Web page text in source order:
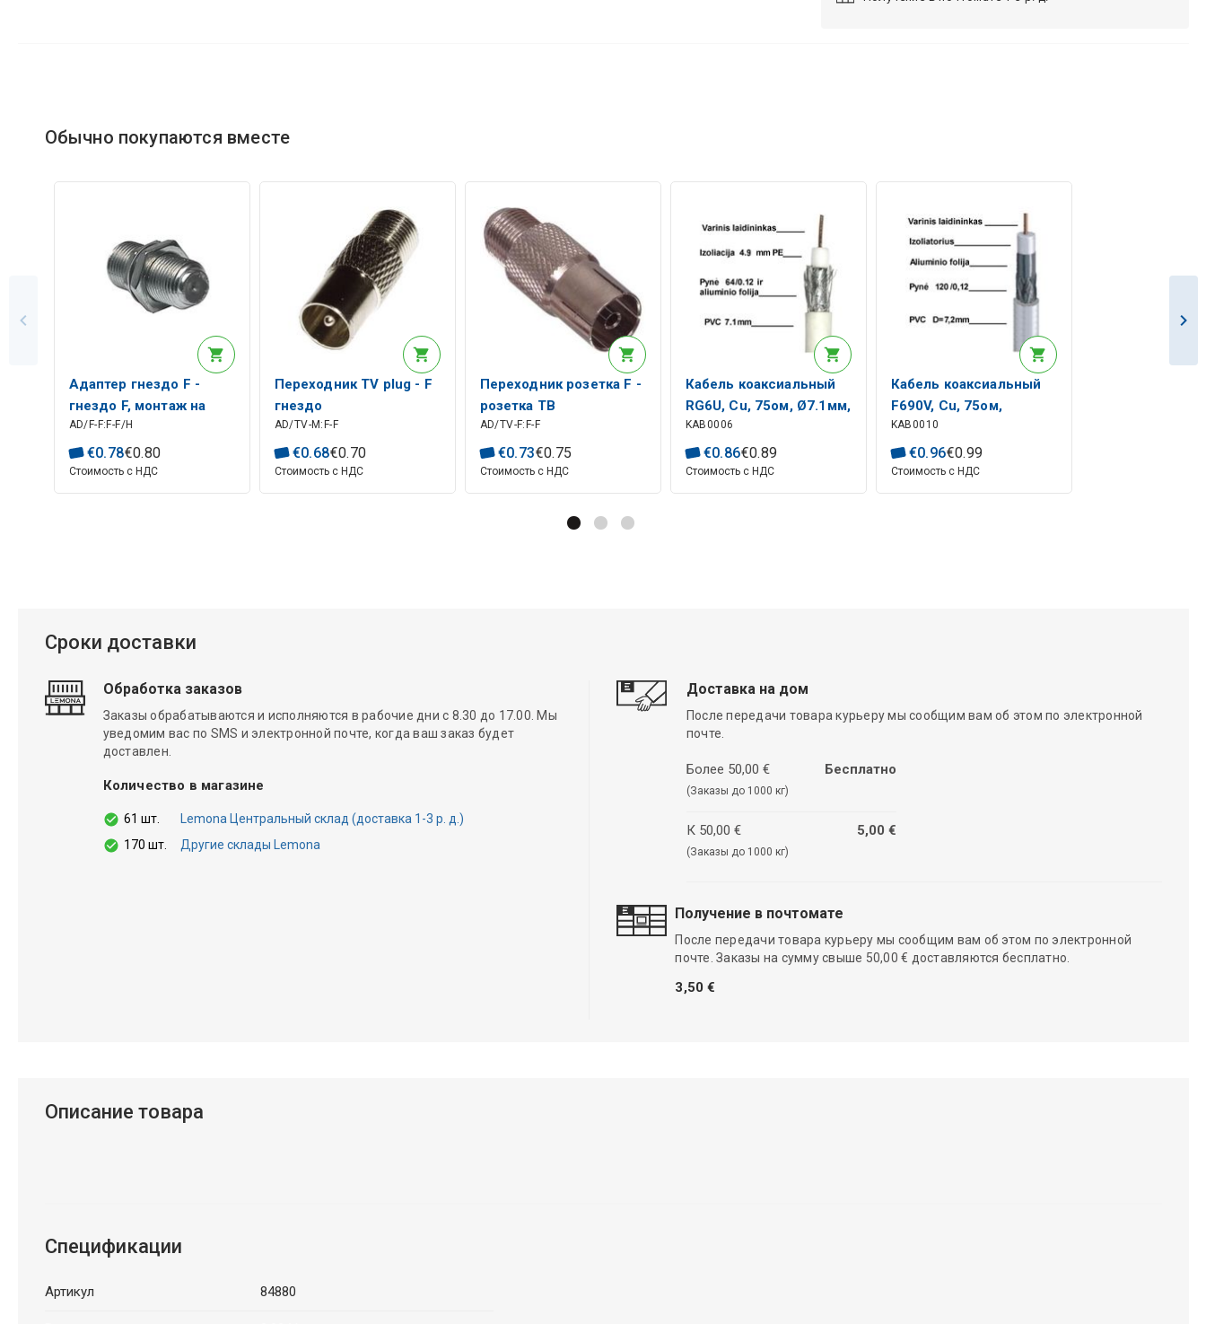
Обычно покупаются вместе
Адаптер гнездо F -
гнездо F, монтаж на
панель
AD/F-F:F-F/H
€0.78€0.80
Стоимость с НДС
Переходник TV plug - F
гнездо
AD/TV-M:F-F
€0.68€0.70
Стоимость с НДС
Переходник розетка F -
розетка ТВ
AD/TV-F:F-F
€0.73€0.75
Стоимость с НДС
Кабель коаксиальный
RG6U, Cu, 75ом, Ø7.1мм,
белый
KAB0006
€0.86€0.89
Стоимость с НДС
Кабель коаксиальный
F690V, Cu, 75ом,
Ø7.2мм, белый
KAB0010
€0.96€0.99
Стоимость с НДС
Сроки доставки
Обработка заказов
Заказы обрабатываются и исполняются в рабочие дни с 8.30 до 17.00. Мы
уведомим вас по SMS и электронной почте, когда ваш заказ будет
доставлен.
Количество в магазине
61 шт.
Lemona Центральный склад (доставка 1-3 р. д.)
170 шт.
Другие склады Lemona
Доставка на дом
После передачи товара курьеру мы сообщим вам об этом по электронной
почте.
Более 50,00 €
(Заказы до 1000 кг)
Бесплатно
К 50,00 €
(Заказы до 1000 кг)
5,00 €
Получение в почтомате
После передачи товара курьеру мы сообщим вам об этом по электронной
почте. Заказы на сумму свыше 50,00 € доставляются бесплатно.
3,50 €
Описание товара
Спецификации
Артикул 84880